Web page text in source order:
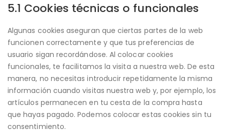
5.1 Cookies técnicas o funcionales
Algunas cookies aseguran que ciertas partes de la web
funcionen correctamente y que tus preferencias de
usuario sigan recordándose. Al colocar cookies
funcionales, te facilitamos la visita a nuestra web. De esta
manera, no necesitas introducir repetidamente la misma
información cuando visitas nuestra web y, por ejemplo, los
artículos permanecen en tu cesta de la compra hasta
que hayas pagado. Podemos colocar estas cookies sin tu
consentimiento.